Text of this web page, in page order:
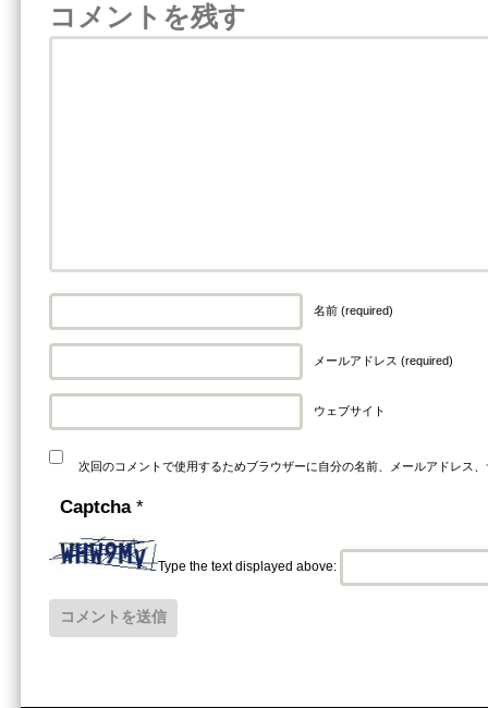
コメントを残す
名前 (required)
メールアドレス (required)
ウェブサイト
次回のコメントで使用するためブラウザーに自分の名前、メールアドレス
Captcha *
Type the text displayed above: